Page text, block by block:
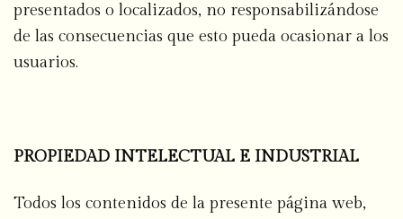
presentados o localizados, no responsabilizándose
de las consecuencias que esto pueda ocasionar a los
usuarios.
PROPIEDAD INTELECTUAL E INDUSTRIAL
Todos los contenidos de la presente página web,